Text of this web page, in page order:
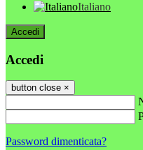
Italiano
Accedi
Accedi
button close ×
Password dimenticata?